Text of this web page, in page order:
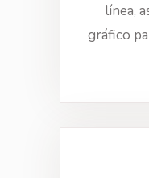
línea,
gráfico